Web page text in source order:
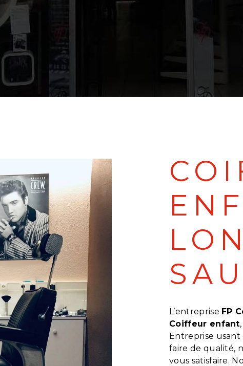
L’entreprise FP
Coiffeur enfant
Entreprise usant
faire de qualité,
vous satisfaire.